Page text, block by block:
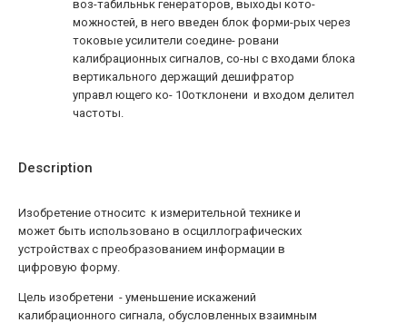
Description
Изобретение относитс к измерительной технике и
может быть использовано в осциллографических
устройствах с преобразованием информации в
цифровую форму.
Цель изобретени - уменьшение искажений
калибрационного сигнала, обусловленных взаимным
воз-табильньк генераторов, выходы кото-
можностей, в него введен блок форми-рых через
токовые усилители соедине- ровани
калибрационных сигналов, со-ны с входами блока
вертикального держащий дешифратор
управл ющего ко- 10отклонени и входом делител
частоты.